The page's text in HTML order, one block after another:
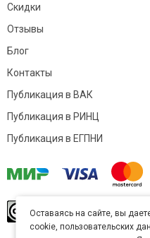
Скидки
Отзывы
Блог
Контакты
Публикация в ВАК
Публикация в РИНЦ
Публикация в ЕГПНИ
Commons
Оставаясь на сайте, вы
cookie, пользовательских